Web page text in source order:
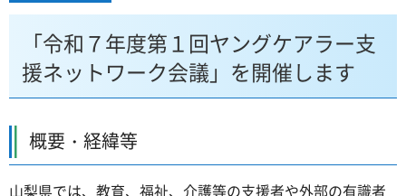
「令和７年度第１回ヤングケアラー支
援ネットワーク会議」を開催します
概要・経緯等
山梨県では、教育、福祉、介護等の支援者や外部の有識者